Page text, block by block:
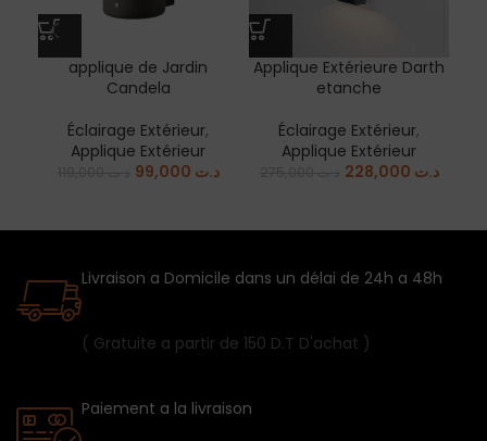
applique de Jardin
Candela
Éclairage Extérieur,
Applique Extérieur
د.ت
Applique Extérieure Darth
etanche
Éclairage Extérieur,
Applique Extérieur
د.ت
Livraison a Domicile dans un délai de 24h a 48h
( Gratuite a partir de 150 D.T D'achat )
Paiement a la livraison